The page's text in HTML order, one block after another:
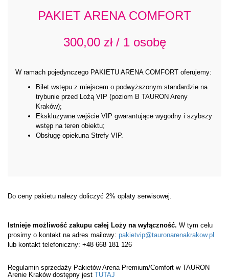
PAKIET ARENA COMFORT
300,00 zł / 1 osobę
W ramach pojedynczego PAKIETU ARENA COMFORT oferujemy:
Bilet wstępu z miejscem o podwyższonym standardzie na
trybunie przed Lożą VIP (poziom B TAURON Areny
Kraków);
Ekskluzywne wejście VIP gwarantujące wygodny i szybszy
wstęp na teren obiektu;
Obsługę opiekuna Strefy VIP.
Do ceny pakietu należy doliczyć 2% opłaty serwisowej.
Istnieje możliwość zakupu całej Loży na wyłączność. W tym celu
prosimy o kontakt na adres mailowy: pakietvip@tauronarenakrakow.pl
lub kontakt telefoniczny: +48 668 181 126
Regulamin sprzedaży Pakietów Arena Premium/Comfort w TAURON
Arenie Kraków dostępny jest TUTAJ